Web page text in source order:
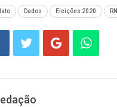
Dados Eleições 2020 RN